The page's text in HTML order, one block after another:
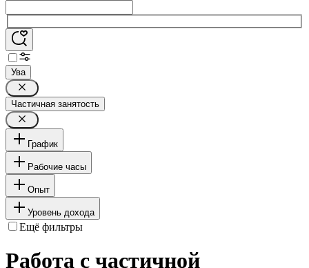
Ува
Частичная занятость
График
Рабочие часы
Опыт
Уровень дохода
Ещё фильтры
Работа с частичной